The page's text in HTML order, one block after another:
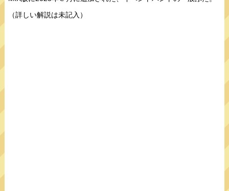
（詳しい解説は未記入）